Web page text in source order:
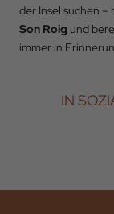
der Insel suchen
Son Roig und
immer in
IN